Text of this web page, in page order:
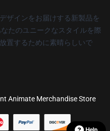
ザインをお届けする新製品を
たのユニークなスタイルを際
置するために素晴らしいで
Animate Merchandise Store